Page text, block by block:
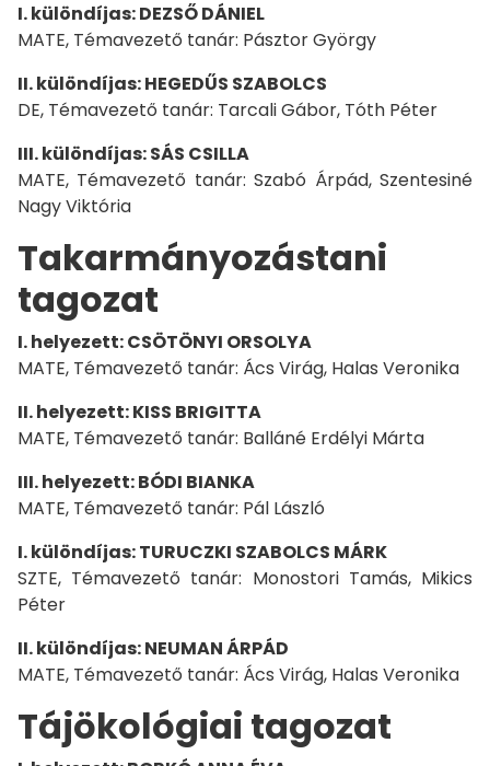
I. különdíjas: DEZSŐ DÁNIEL
MATE, Témavezető tanár: Pásztor György
II. különdíjas: HEGEDŰS SZABOLCS
DE, Témavezető tanár: Tarcali Gábor, Tóth Péter
III. különdíjas: SÁS CSILLA
MATE, Témavezető tanár: Szabó Árpád, Szentesiné
Nagy Viktória
Takarmányozástani
tagozat
I. helyezett: CSÖTÖNYI ORSOLYA
MATE, Témavezető tanár: Ács Virág, Halas Veronika
II. helyezett: KISS BRIGITTA
MATE, Témavezető tanár: Balláné Erdélyi Márta
III. helyezett: BÓDI BIANKA
MATE, Témavezető tanár: Pál László
I. különdíjas: TURUCZKI SZABOLCS MÁRK
SZTE, Témavezető tanár: Monostori Tamás, Mikics
Péter
II. különdíjas: NEUMAN ÁRPÁD
MATE, Témavezető tanár: Ács Virág, Halas Veronika
Tájökológiai tagozat